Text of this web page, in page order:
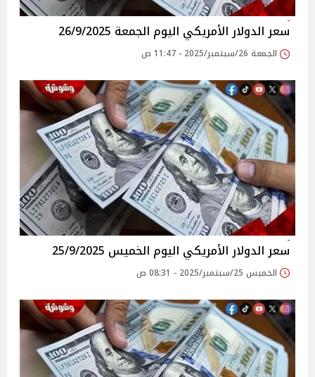
سعر الدولار الأمريكي اليوم الجمعة 26/9/2025
الجمعة 26/سبتمبر/2025 - 11:47 ص
سعر الدولار الأمريكي اليوم الخميس 25/9/2025
الخميس 25/سبتمبر/2025 - 08:31 ص